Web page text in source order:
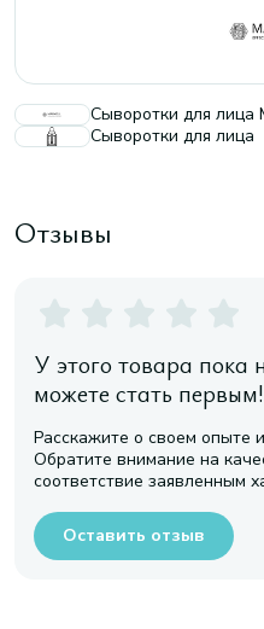
Сыворотки для лица
Сыворотки для лица
Отзывы
У этого товара пока
можете стать первым!
Расскажите о своем опыте
Обратите внимание на
соответствие заявленным
Оставить отзыв